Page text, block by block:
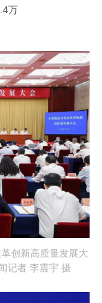
万
创新高质量发展大
记者 李震宇 摄